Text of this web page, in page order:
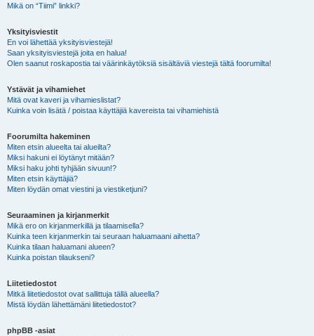
Mikä on “Tiimi” linkki?
Yksityisviestit
En voi lähettää yksityisviestejä!
Saan yksityisviestejä joita en halua!
Olen saanut roskapostia tai väärinkäytöksiä sisältäviä viestejä tältä foorumilta!
Ystävät ja vihamiehet
Mitä ovat kaveri ja vihamieslistat?
Kuinka voin lisätä / poistaa käyttäjiä kavereista tai vihamiehistä
Foorumilta hakeminen
Miten etsin alueelta tai alueilta?
Miksi hakuni ei löytänyt mitään?
Miksi haku johti tyhjään sivuun!?
Miten etsin käyttäjiä?
Miten löydän omat viestini ja viestiketjuni?
Seuraaminen ja kirjanmerkit
Mikä ero on kirjanmerkillä ja tilaamisella?
Kuinka teen kirjanmerkin tai seuraan haluamaani aihetta?
Kuinka tilaan haluamani alueen?
Kuinka poistan tilaukseni?
Liitetiedostot
Mitkä liitetiedostot ovat sallittuja tällä alueella?
Mistä löydän lähettämäni liitetiedostot?
phpBB -asiat